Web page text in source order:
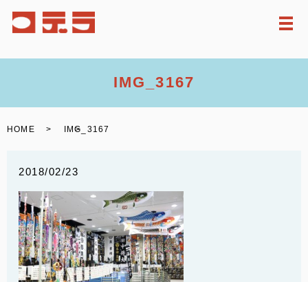
メ
IMG_3167
HOME IMG_3167
2018/02/23